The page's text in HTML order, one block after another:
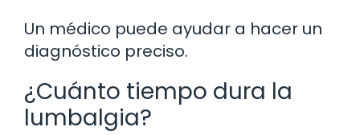
Un médico puede ayudar a hacer un
diagnóstico preciso.
¿Cuánto tiempo dura la
lumbalgia?